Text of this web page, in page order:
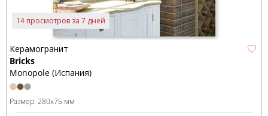
14 просмотров за 7 дней
Керамогранит
Bricks
Monopole (Испания)
Размер: 280x75 мм